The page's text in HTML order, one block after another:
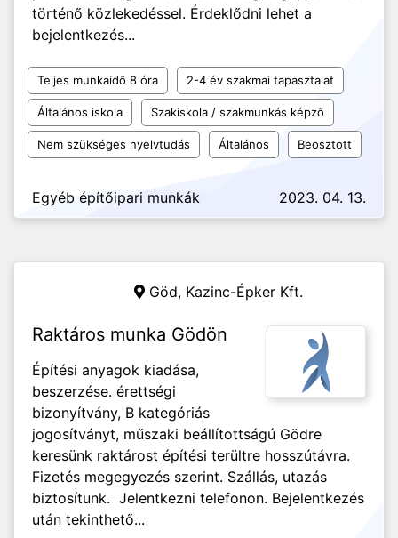
történő közlekedéssel. Érdeklődni lehet a
bejelentkezés...
Teljes munkaidő 8 óra 2-4 év szakmai tapasztalat
Általános iskola Szakiskola / szakmunkás képző
Nem szükséges nyelvtudás Általános Beosztott
Egyéb építőipari munkák 2023. 04. 13.
Göd, Kazinc-Épker Kft.
Raktáros munka Gödön
Építési anyagok kiadása,
beszerzése. érettségi
bizonyítvány, B kategóriás
jogosítványt, műszaki beállítottságú Gödre
keresünk raktárost építési terültre hosszútávra.
Fizetés megegyezés szerint. Szállás, utazás
biztosítunk. Jelentkezni telefonon. Bejelentkezés
után tekinthető...